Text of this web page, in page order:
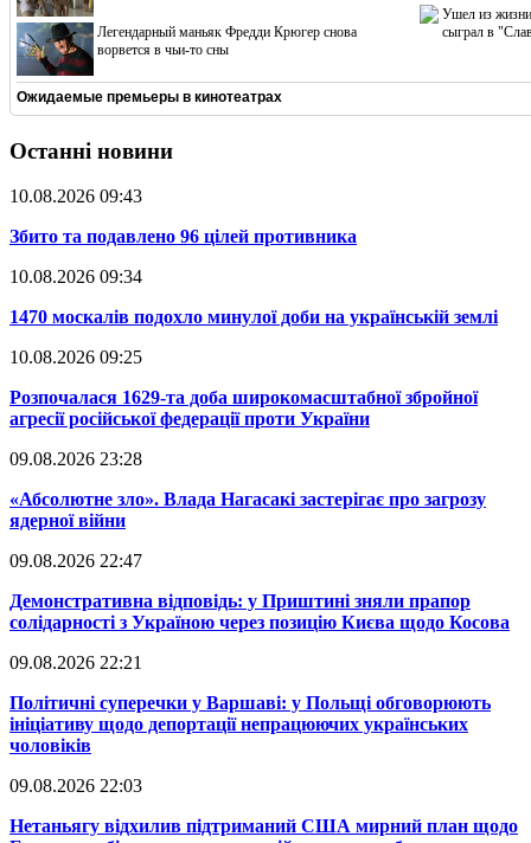
Легендарный маньяк Фредди Крюгер снова
ворвется в чьи-то сны
Ушел из жизни
сыграл в
Ожидаемые премьеры в кинотеатрах
Останні новини
10.08.2026 09:43
​Збито та подавлено 96 цілей противника
10.08.2026 09:34
​1470 москалів подохло минулої доби на українській землі
10.08.2026 09:25
​Розпочалася 1629-та доба широкомасштабної збройної
агресії російської федерації проти України
09.08.2026 23:28
​«Абсолютне зло». Влада Нагасакі застерігає про загрозу
ядерної війни
09.08.2026 22:47
​Демонстративна відповідь: у Приштині зняли прапор
солідарності з Україною через позицію Києва щодо Косова
09.08.2026 22:21
​Політичні суперечки у Варшаві: у Польщі обговорюють
ініціативу щодо депортації непрацюючих українських
чоловіків
09.08.2026 22:03
​Нетаньягу відхилив підтриманий США мирний план щодо